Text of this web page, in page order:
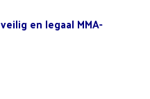
veilig en legaal MMA-